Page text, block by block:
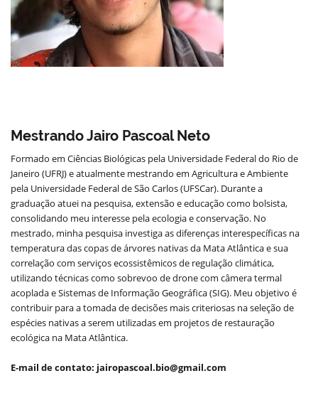
Mestrando Jairo Pascoal Neto
Formado em Ciências Biológicas pela Universidade Federal do Rio de
Janeiro (UFRJ) e atualmente mestrando em Agricultura e Ambiente
pela Universidade Federal de São Carlos (UFSCar). Durante a
graduação atuei na pesquisa, extensão e educação como bolsista,
consolidando meu interesse pela ecologia e conservação. No
mestrado, minha pesquisa investiga as diferenças interespecíficas na
temperatura das copas de árvores nativas da Mata Atlântica e sua
correlação com serviços ecossistêmicos de regulação climática,
utilizando técnicas como sobrevoo de drone com câmera termal
acoplada e Sistemas de Informação Geográfica (SIG). Meu objetivo é
contribuir para a tomada de decisões mais criteriosas na seleção de
espécies nativas a serem utilizadas em projetos de restauração
ecológica na Mata Atlântica.
E-mail de contato: jairopascoal.bio@gmail.com